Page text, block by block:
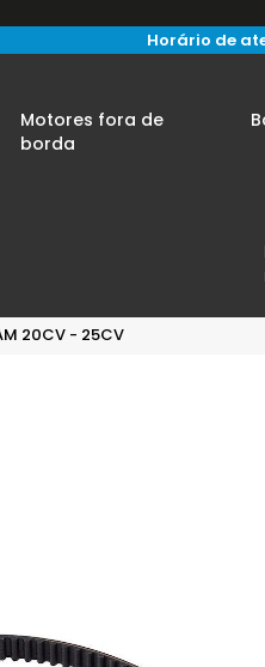
Horário de
Motores fora de
borda
20CV - 25CV